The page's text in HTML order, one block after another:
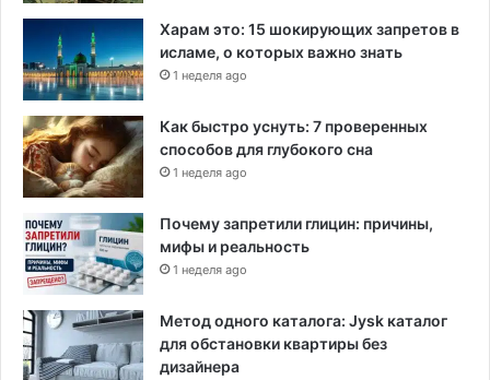
Харам это: 15 шокирующих запретов в
исламе, о которых важно знать
1 неделя ago
Как быстро уснуть: 7 проверенных
способов для глубокого сна
1 неделя ago
Почему запретили глицин: причины,
мифы и реальность
1 неделя ago
Метод одного каталога: Jysk каталог
для обстановки квартиры без
дизайнера